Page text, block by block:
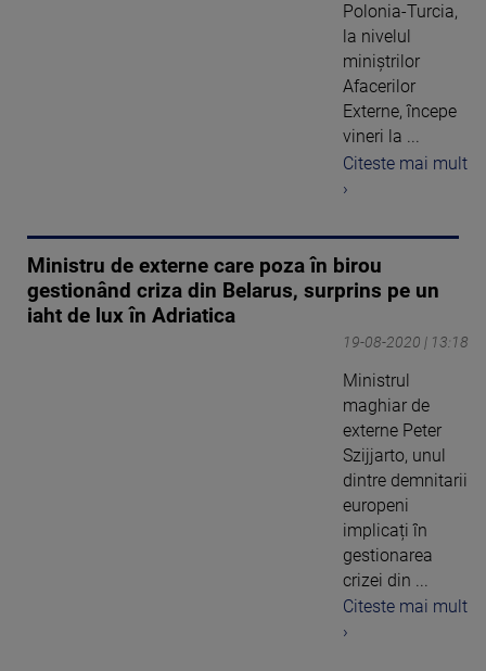
Polonia-Turcia,
la nivelul
miniştrilor
Afacerilor
Externe, începe
vineri la ...
Citeste mai mult
›
Ministru de externe care poza în birou
gestionând criza din Belarus, surprins pe un
iaht de lux în Adriatica
19-08-2020 | 13:18
Ministrul
maghiar de
externe Peter
Szijjarto, unul
dintre demnitarii
europeni
implicați în
gestionarea
crizei din ...
Citeste mai mult
›